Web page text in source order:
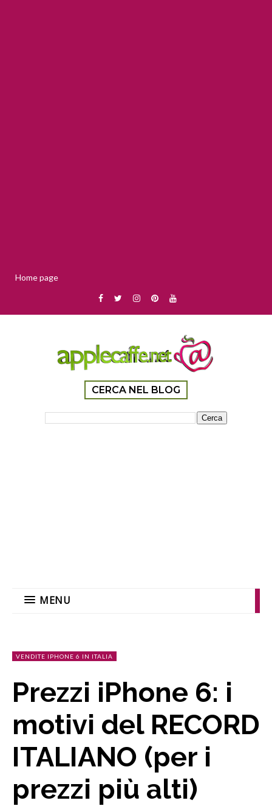
Home page
CERCA NEL BLOG
MENU
VENDITE IPHONE 6 IN ITALIA
Prezzi iPhone 6: i
motivi del RECORD
ITALIANO (per i
prezzi più alti)